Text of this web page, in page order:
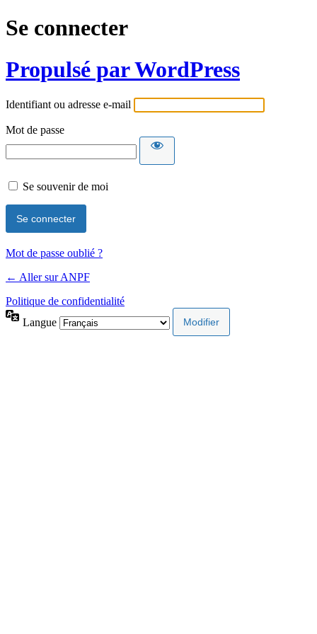
Se connecter
Propulsé par WordPress
Identifiant ou adresse e-mail
Mot de passe
Se souvenir de moi
Mot de passe oublié ?
← Aller sur ANPF
Politique de confidentialité
Langue